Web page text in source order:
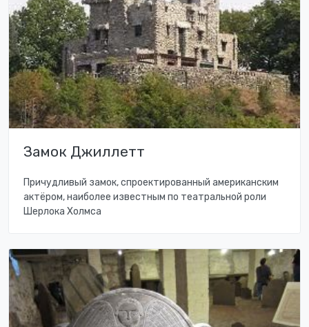
Замок Джиллетт
Причудливый замок, спроектированный американским
актёром, наиболее известным по театральной роли
Шерлока Холмса